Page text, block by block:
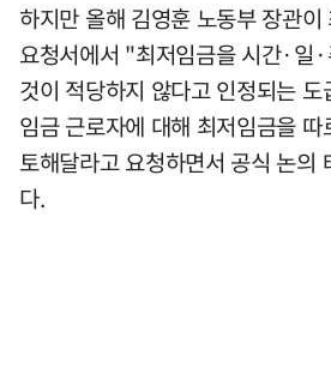
하지만 올해 김영훈 노동부 장관
요청서에서 "최저임금을 시간·일
것이 적당하지 않다고 인정되는
임금 근로자에 대해 최저임금을
토해달라고 요청하면서 공식 논의
다.